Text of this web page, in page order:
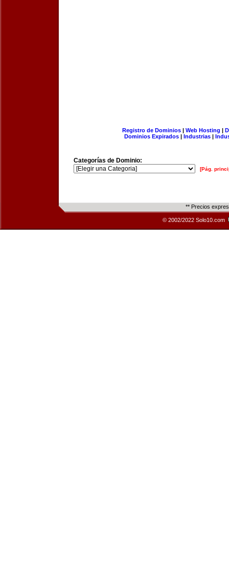
Registro de Dominios| Web Hosting |
Dominios Expirados | Industrias |
Categorías de Dominio:
[Pág.
** Precios
© 2002/2022 Solo10.com